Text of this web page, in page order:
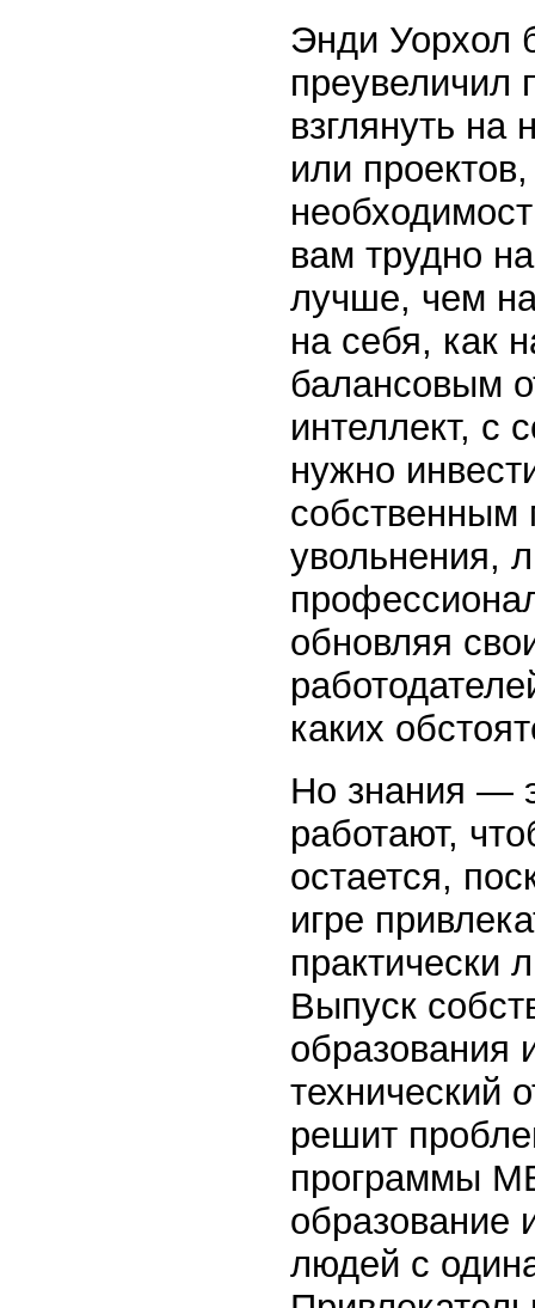
Энди Уорхол
преувеличил
взглянуть
или
вам трудно
лучше, чем
на себя, как
балансовым
интеллект, с
нужно
собственным
увольнения,
обновляя
каких
Но знания —
работают,
остается,
игре
практически
Выпуск
образования
технический
решит
программы
образование
людей с